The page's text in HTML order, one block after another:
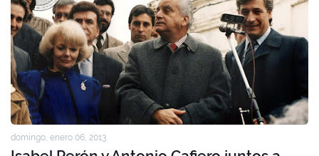
domingo, enero 06, 2013